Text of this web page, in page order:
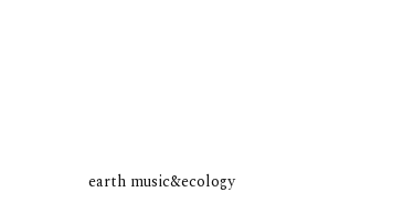
earth music&ecology